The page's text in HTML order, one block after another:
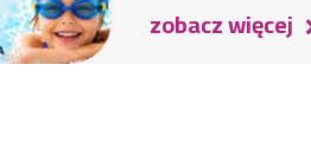
zobacz więcej